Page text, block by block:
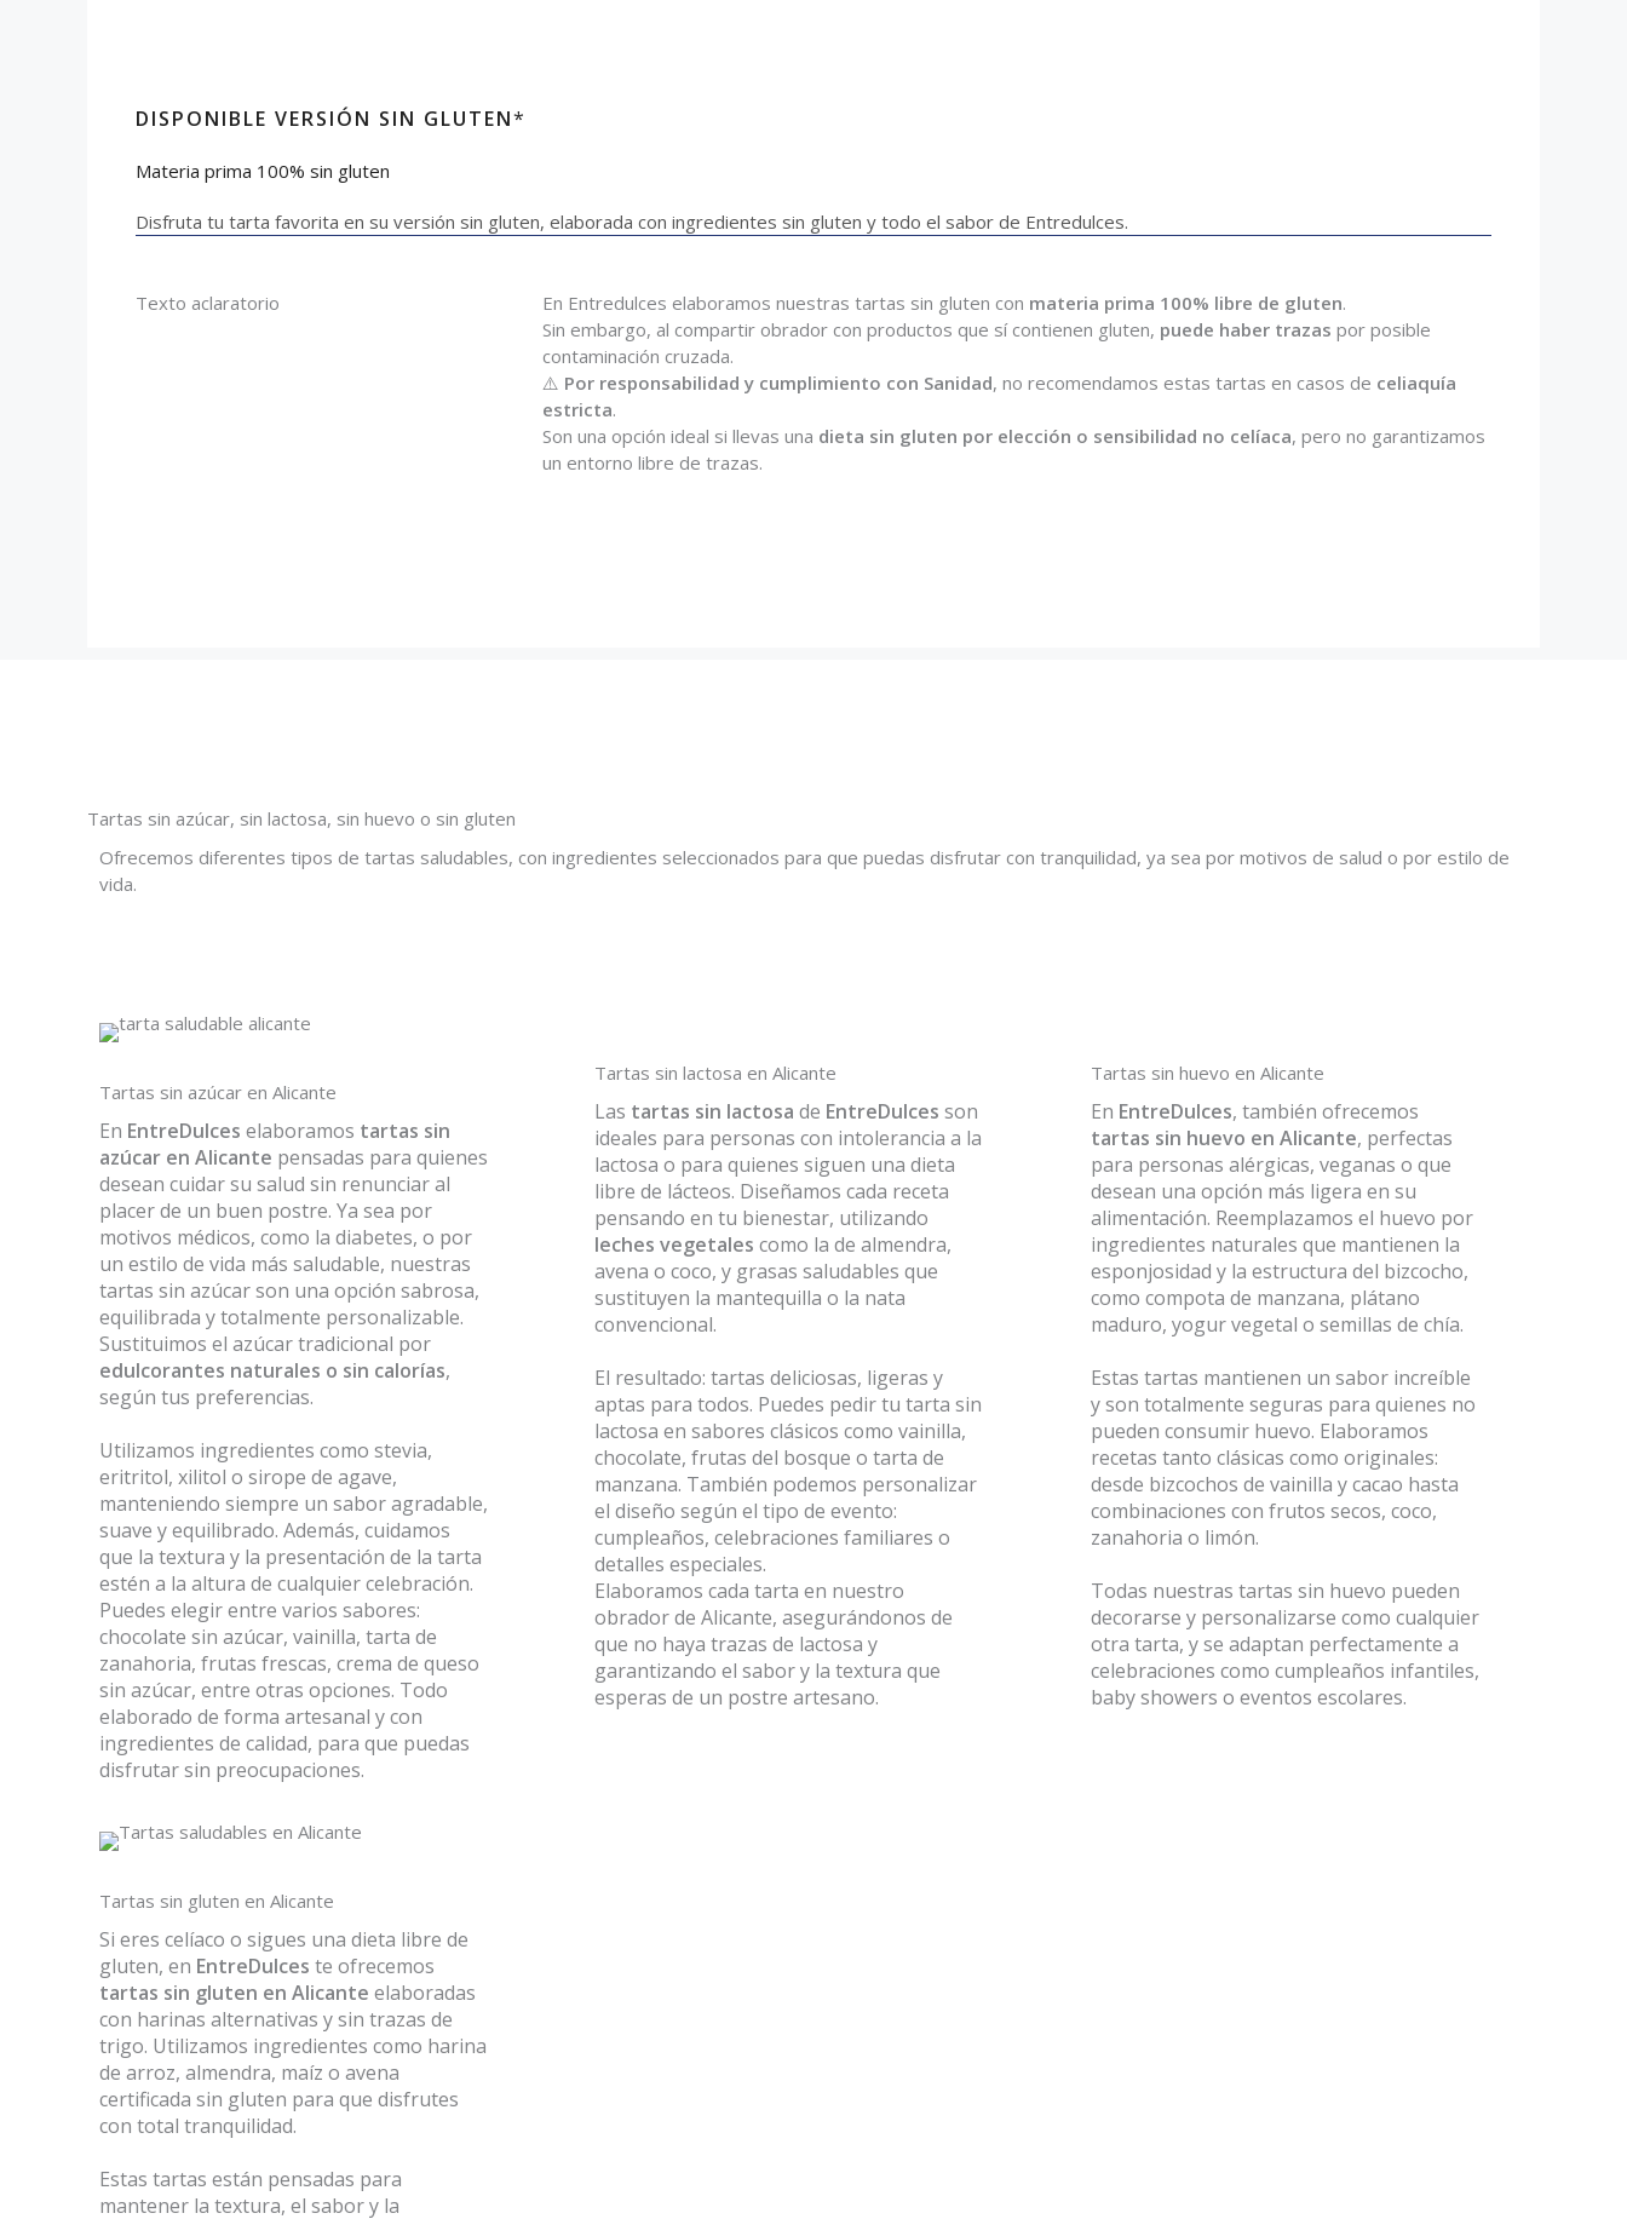
DISPONIBLE VERSIÓN SIN GLUTEN*
Materia prima 100% sin gluten
Disfruta tu tarta favorita en su versión sin gluten, elaborada con ingredientes sin gluten y todo el sabor de Entredulces.
Texto aclaratorio En Entredulces elaboramos nuestras tartas sin gluten con materia prima 100% libre de gluten.
Sin embargo, al compartir obrador con productos que sí contienen gluten, puede haber trazas por posible
contaminación cruzada.
⚠️ Por responsabilidad y cumplimiento con Sanidad, no recomendamos estas tartas en casos de celiaquía
estricta.
Son una opción ideal si llevas una dieta sin gluten por elección o sensibilidad no celíaca, pero no garantizamos
un entorno libre de trazas.
Tartas sin azúcar, sin lactosa, sin huevo o sin gluten
Ofrecemos diferentes tipos de tartas saludables, con ingredientes seleccionados para que puedas disfrutar con tranquilidad, ya sea por motivos de salud o por estilo de
vida.
Tartas sin azúcar en Alicante
En EntreDulces elaboramos tartas sin
azúcar en Alicante pensadas para quienes
desean cuidar su salud sin renunciar al
placer de un buen postre. Ya sea por
motivos médicos, como la diabetes, o por
un estilo de vida más saludable, nuestras
tartas sin azúcar son una opción sabrosa,
equilibrada y totalmente personalizable.
Sustituimos el azúcar tradicional por
edulcorantes naturales o sin calorías,
según tus preferencias.
Utilizamos ingredientes como stevia,
eritritol, xilitol o sirope de agave,
manteniendo siempre un sabor agradable,
suave y equilibrado. Además, cuidamos
que la textura y la presentación de la tarta
estén a la altura de cualquier celebración.
Puedes elegir entre varios sabores:
chocolate sin azúcar, vainilla, tarta de
zanahoria, frutas frescas, crema de queso
sin azúcar, entre otras opciones. Todo
elaborado de forma artesanal y con
ingredientes de calidad, para que puedas
disfrutar sin preocupaciones.
Tartas sin lactosa en Alicante
Las tartas sin lactosa de EntreDulces son
ideales para personas con intolerancia a la
lactosa o para quienes siguen una dieta
libre de lácteos. Diseñamos cada receta
pensando en tu bienestar, utilizando
leches vegetales como la de almendra,
avena o coco, y grasas saludables que
sustituyen la mantequilla o la nata
convencional.
El resultado: tartas deliciosas, ligeras y
aptas para todos. Puedes pedir tu tarta sin
lactosa en sabores clásicos como vainilla,
chocolate, frutas del bosque o tarta de
manzana. También podemos personalizar
el diseño según el tipo de evento:
cumpleaños, celebraciones familiares o
detalles especiales.
Elaboramos cada tarta en nuestro
obrador de Alicante, asegurándonos de
que no haya trazas de lactosa y
garantizando el sabor y la textura que
esperas de un postre artesano.
Tartas sin huevo en Alicante
En EntreDulces, también ofrecemos
tartas sin huevo en Alicante, perfectas
para personas alérgicas, veganas o que
desean una opción más ligera en su
alimentación. Reemplazamos el huevo por
ingredientes naturales que mantienen la
esponjosidad y la estructura del bizcocho,
como compota de manzana, plátano
maduro, yogur vegetal o semillas de chía.
Estas tartas mantienen un sabor increíble
y son totalmente seguras para quienes no
pueden consumir huevo. Elaboramos
recetas tanto clásicas como originales:
desde bizcochos de vainilla y cacao hasta
combinaciones con frutos secos, coco,
zanahoria o limón.
Todas nuestras tartas sin huevo pueden
decorarse y personalizarse como cualquier
otra tarta, y se adaptan perfectamente a
celebraciones como cumpleaños infantiles,
baby showers o eventos escolares.
Tartas sin gluten en Alicante
Si eres celíaco o sigues una dieta libre de
gluten, en EntreDulces te ofrecemos
tartas sin gluten en Alicante elaboradas
con harinas alternativas y sin trazas de
trigo. Utilizamos ingredientes como harina
de arroz, almendra, maíz o avena
certificada sin gluten para que disfrutes
con total tranquilidad.
Estas tartas están pensadas para
mantener la textura, el sabor y la